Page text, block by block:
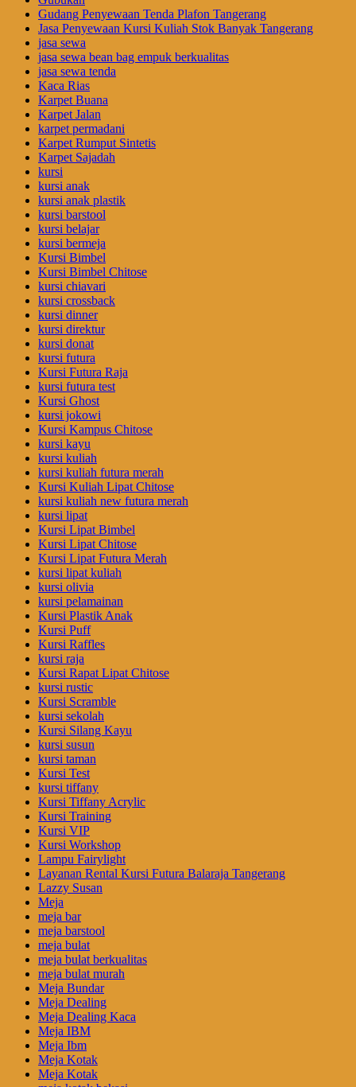
Gudang Penyewaan Tenda Plafon Tangerang
Jasa Penyewaan Kursi Kuliah Stok Banyak Tangerang
jasa sewa
jasa sewa bean bag empuk berkualitas
jasa sewa tenda
Kaca Rias
Karpet Buana
Karpet Jalan
karpet permadani
Karpet Rumput Sintetis
Karpet Sajadah
kursi
kursi anak
kursi anak plastik
kursi barstool
kursi belajar
kursi bermeja
Kursi Bimbel
Kursi Bimbel Chitose
kursi chiavari
kursi crossback
kursi dinner
kursi direktur
kursi donat
kursi futura
Kursi Futura Raja
kursi futura test
Kursi Ghost
kursi jokowi
Kursi Kampus Chitose
kursi kayu
kursi kuliah
kursi kuliah futura merah
Kursi Kuliah Lipat Chitose
kursi kuliah new futura merah
kursi lipat
Kursi Lipat Bimbel
Kursi Lipat Chitose
Kursi Lipat Futura Merah
kursi lipat kuliah
kursi olivia
kursi pelamainan
Kursi Plastik Anak
Kursi Puff
Kursi Raffles
kursi raja
Kursi Rapat Lipat Chitose
kursi rustic
Kursi Scramble
kursi sekolah
Kursi Silang Kayu
kursi susun
kursi taman
Kursi Test
kursi tiffany
Kursi Tiffany Acrylic
Kursi Training
Kursi VIP
Kursi Workshop
Lampu Fairylight
Layanan Rental Kursi Futura Balaraja Tangerang
Lazzy Susan
Meja
meja bar
meja barstool
meja bulat
meja bulat berkualitas
meja bulat murah
Meja Bundar
Meja Dealing
Meja Dealing Kaca
Meja IBM
Meja Ibm
Meja Kotak
Meja Kotak